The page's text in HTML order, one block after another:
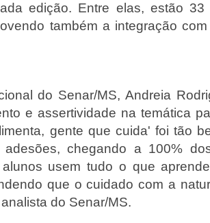
edição. Entre elas, estão
também a integração
do Senar/MS, Andreia
e assertividade na temática
gente que cuida' foi tão
chegando a 100%
usem tudo o que
que o cuidado com a
do Senar/MS.